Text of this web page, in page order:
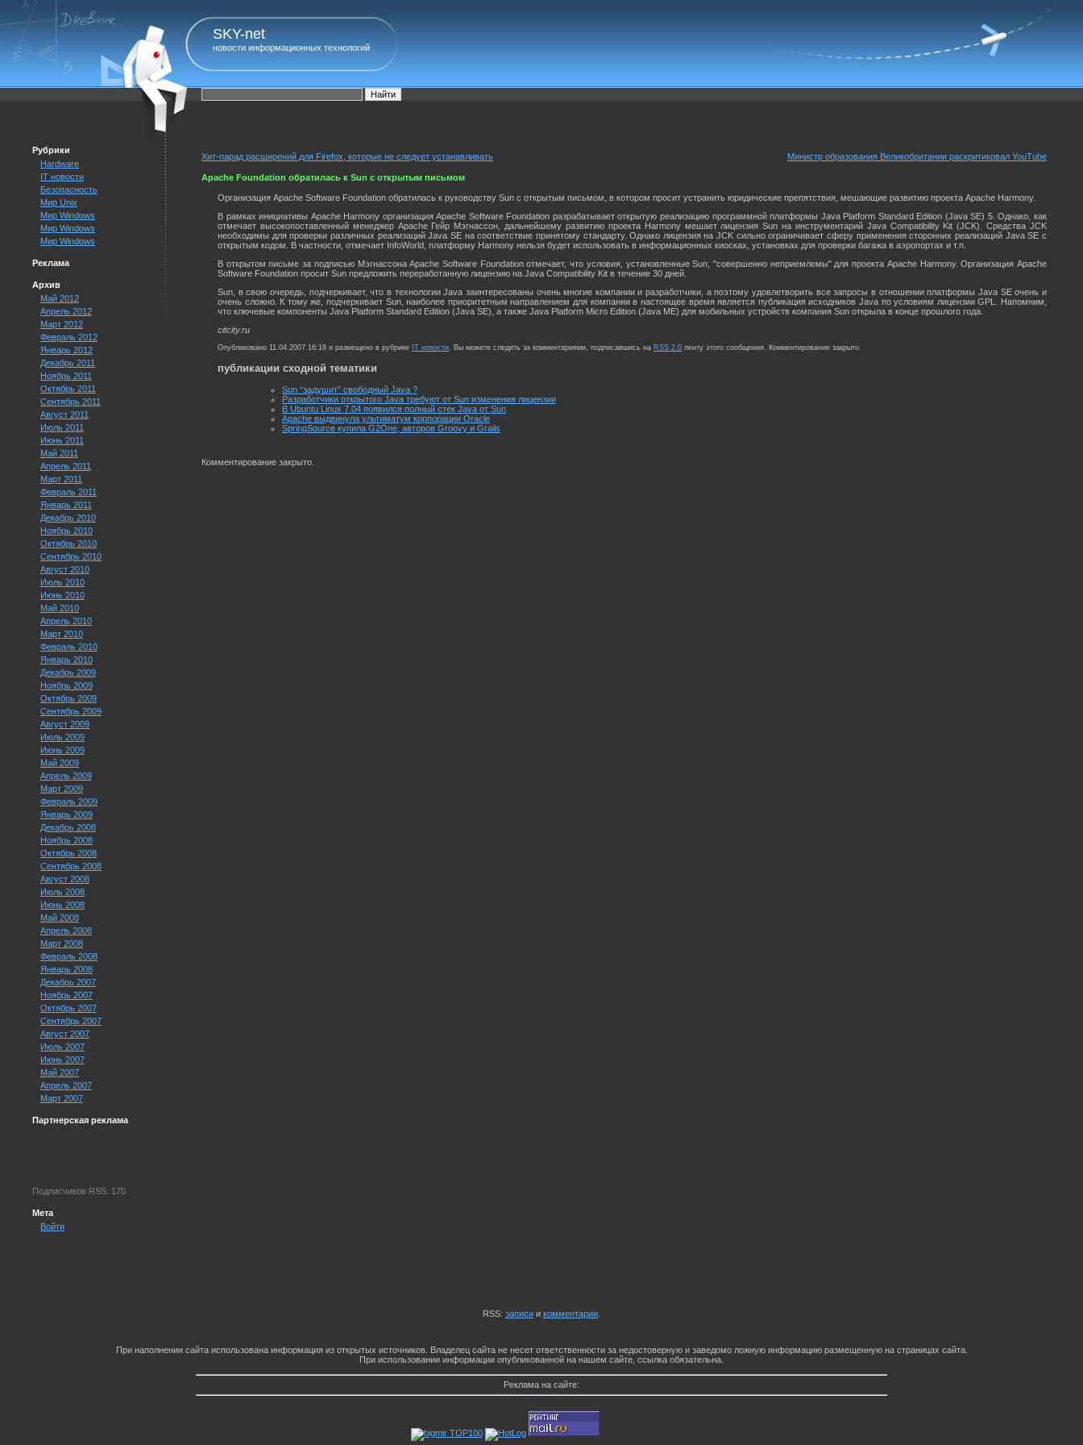
SKY-net
новости информационных технологий
Рубрики
Hardware
IT новости
Безопасность
Мир Unix
Мир Windows
Мир Windows
Мир Windows
Реклама
Архив
Май 2012
Апрель 2012
Март 2012
Февраль 2012
Январь 2012
Декабрь 2011
Ноябрь 2011
Октябрь 2011
Сентябрь 2011
Август 2011
Июль 2011
Июнь 2011
Май 2011
Апрель 2011
Март 2011
Февраль 2011
Январь 2011
Декабрь 2010
Ноябрь 2010
Октябрь 2010
Сентябрь 2010
Август 2010
Июль 2010
Июнь 2010
Май 2010
Апрель 2010
Март 2010
Февраль 2010
Январь 2010
Декабрь 2009
Ноябрь 2009
Октябрь 2009
Сентябрь 2009
Август 2009
Июль 2009
Июнь 2009
Май 2009
Апрель 2009
Март 2009
Февраль 2009
Январь 2009
Декабрь 2008
Ноябрь 2008
Октябрь 2008
Сентябрь 2008
Август 2008
Июль 2008
Июнь 2008
Май 2008
Апрель 2008
Март 2008
Февраль 2008
Январь 2008
Декабрь 2007
Ноябрь 2007
Октябрь 2007
Сентябрь 2007
Август 2007
Июль 2007
Июнь 2007
Май 2007
Апрель 2007
Март 2007
Партнерская реклама
Подписчиков RSS: 170
Мета
Войти
Хит-парад расширений для Firefox, которые не следует устанавливать Министр образования Великобритании раскритиковал YouTube
Apache Foundation обратилась к Sun с открытым письмом
Организация Apache Software Foundation обратилась к руководству Sun с открытым письмом, в котором просит устранить юридические препятствия, мешающие развитию проекта Apache Harmony.
В рамках инициативы Apache Harmony организация Apache Software Foundation разрабатывает открытую реализацию программной платформы Java Platform Standard Edition (Java SE) 5. Однако, как
отмечает высокопоставленный менеджер Apache Гейр Мэгнассон, дальнейшему развитию проекта Harmony мешает лицензия Sun на инструментарий Java Compatibility Kit (JCK). Средства JCK
необходимы для проверки различных реализаций Java SE на соответствие принятому стандарту. Однако лицензия на JCK сильно ограничивает сферу применения сторонних реализаций Java SE с
открытым кодом. В частности, отмечает InfoWorld, платформу Harmony нельзя будет использовать в информационных киосках, установках для проверки багажа в аэропортах и т.п.
В открытом письме за подписью Мэгнассона Apache Software Foundation отмечает, что условия, установленные Sun, "совершенно неприемлемы" для проекта Apache Harmony. Организация Apache
Software Foundation просит Sun предложить переработанную лицензию на Java Compatibility Kit в течение 30 дней.
Sun, в свою очередь, подчеркивает, что в технологии Java заинтересованы очень многие компании и разработчики, а поэтому удовлетворить все запросы в отношении платформы Java SE очень и
очень сложно. К тому же, подчеркивает Sun, наиболее приоритетным направлением для компании в настоящее время является публикация исходников Java по условиям лицензии GPL. Напомним,
что ключевые компоненты Java Platform Standard Edition (Java SE), а также Java Platform Micro Edition (Java ME) для мобильных устройств компания Sun открыла в конце прошлого года.
citcity.ru
Опубликовано 11.04.2007 16:18 и размещено в рубрике IT новости. Вы можете следить за комментариями, подписавшись на RSS 2.0 ленту этого сообщения. Комментирование закрыто.
публикации сходной тематики
Sun “задушит” свободный Java ?
Разработчики открытого Java требуют от Sun изменения лицензии
В Ubuntu Linux 7.04 появился полный стек Java от Sun
Apache выдвинула ультиматум корпорации Oracle
SpringSource купила G2One, авторов Groovy и Grails
Комментирование закрыто.
RSS: записи и комментарии
При наполнении сайта использована информация из открытых источников. Владелец сайта не несет ответственности за недостоверную и заведомо ложную информацию размещенную на страницах сайта.
При использовании информации опубликованной на нашем сайте, ссылка обязательна.
Реклама на сайте: